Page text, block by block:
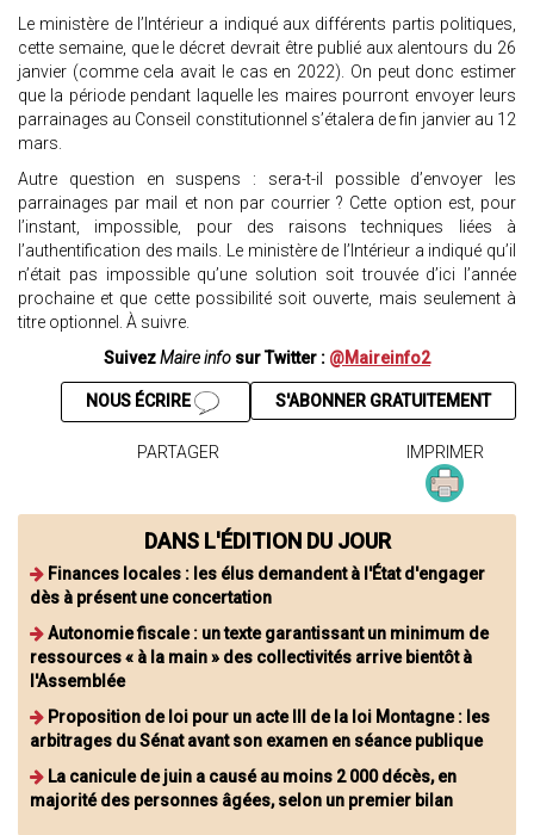
Le ministère de l’Intérieur a indiqué aux différents partis politiques,
cette semaine, que le décret devrait être publié aux alentours du 26
janvier (comme cela avait le cas en 2022). On peut donc estimer
que la période pendant laquelle les maires pourront envoyer leurs
parrainages au Conseil constitutionnel s’étalera de fin janvier au 12
mars.
Autre question en suspens : sera-t-il possible d’envoyer les
parrainages par mail et non par courrier ? Cette option est, pour
l’instant, impossible, pour des raisons techniques liées à
l’authentification des mails. Le ministère de l’Intérieur a indiqué qu’il
n’était pas impossible qu’une solution soit trouvée d’ici l’année
prochaine et que cette possibilité soit ouverte, mais seulement à
titre optionnel. À suivre.
SuivezMaire info sur Twitter : @Maireinfo2
S'ABONNER GRATUITEMENT
NOUS ÉCRIRE
PARTAGER IMPRIMER
DANS L'ÉDITION DU JOUR
Finances locales : les élus demandent à l'État d'engager
dès à présent une concertation
Autonomie fiscale : un texte garantissant un minimum de
ressources « à la main » des collectivités arrive bientôt à
l'Assemblée
Proposition de loi pour un acte III de la loi Montagne : les
arbitrages du Sénat avant son examen en séance publique
La canicule de juin a causé au moins 2 000 décès, en
majorité des personnes âgées, selon un premier bilan